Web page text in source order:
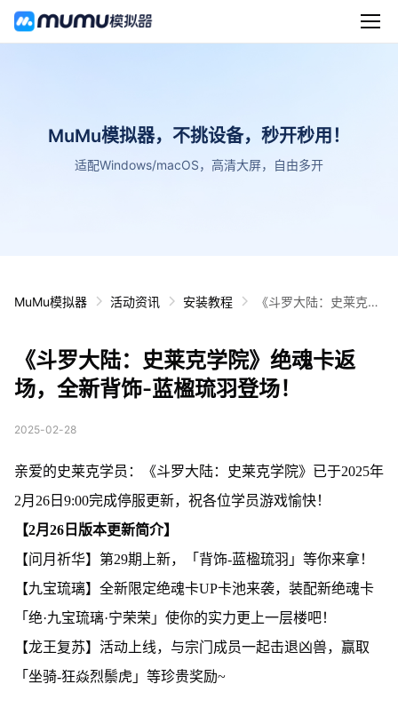
MuMu模拟器，不挑设备，秒开秒用！
适配Windows/macOS，高清大屏，自由多开
MuMu模拟器 活动资讯 安装教程
《斗罗大陆：史莱克学
《斗罗大陆：史莱克学院》绝魂卡返
场，全新背饰-蓝楹琉羽登场！
2025-02-28
亲爱的史莱克学员：《斗罗大陆：史莱克学院》已于2025年
2月26日9:00完成停服更新，祝各位学员游戏愉快！
【2月26日版本更新简介】
【问月祈华】第29期上新，「背饰-蓝楹琉羽」等你来拿！
【九宝琉璃】全新限定绝魂卡UP卡池来袭，装配新绝魂卡
「绝·九宝琉璃·宁荣荣」使你的实力更上一层楼吧！
【龙王复苏】活动上线，与宗门成员一起击退凶兽，赢取
「坐骑-狂焱烈鬃虎」等珍贵奖励~